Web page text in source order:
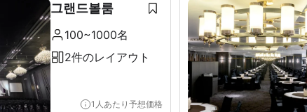
그랜드볼룸
100~1000名
2件のレイアウト
1人あたり予想価格